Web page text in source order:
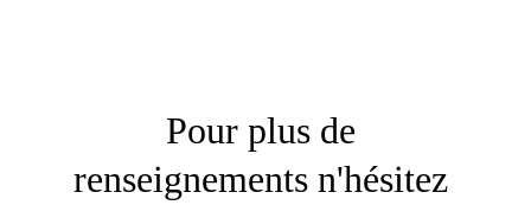
Pour plus de
renseignements n'hésitez